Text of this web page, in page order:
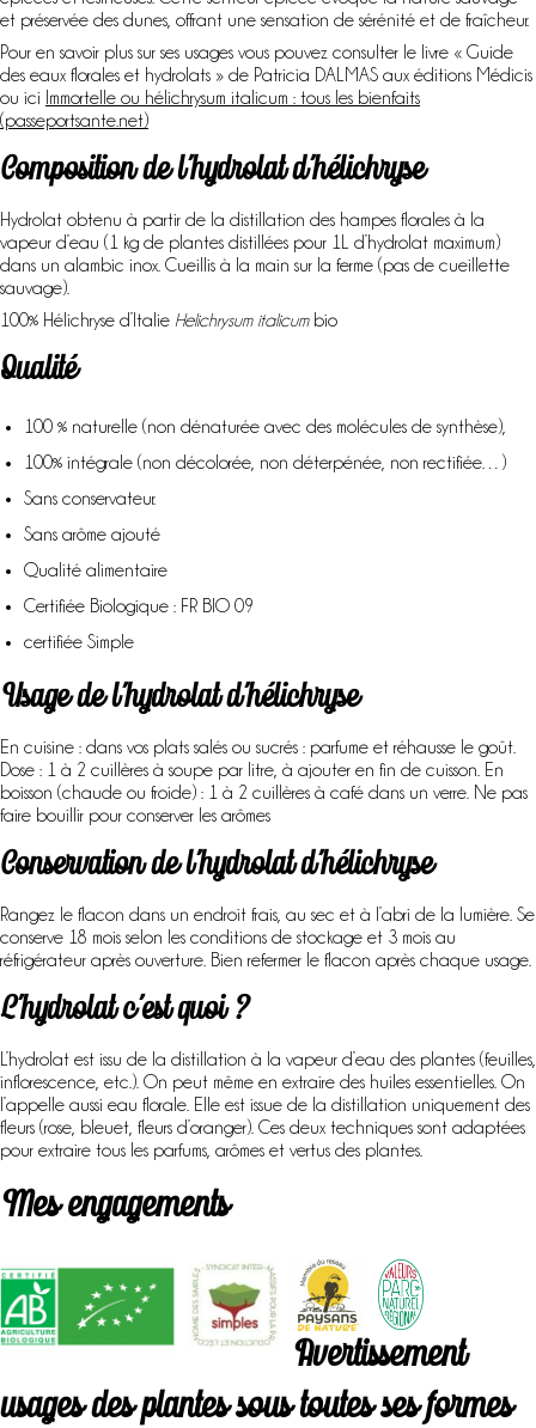
et préservée des dunes, offrant une sensation de sérénité et de fraîcheur.
Pour en savoir plus sur ses usages vous pouvez consulter le livre « Guide
des eaux florales et hydrolats » de Patricia DALMAS aux éditions Médicis
ou ici Immortelle ou hélichrysum italicum : tous les bienfaits
(passeportsante.net)
Composition de l’hydrolat d’hélichryse
Hydrolat obtenu à partir de la distillation des hampes florales à la
vapeur d’eau (1 kg de plantes distillées pour 1L d’hydrolat maximum)
dans un alambic inox. Cueillis à la main sur la ferme (pas de cueillette
sauvage).
100% Hélichryse d’Italie Helichrysum italicumbio
Qualité
100 % naturelle (non dénaturée avec des molécules de synthèse),
100% intégrale (non décolorée, non déterpénée, non rectifiée…)
Sans conservateur.
Sans arôme ajouté
Qualité alimentaire
Certifiée Biologique : FR BIO 09
certifiée Simple
Usage de l’hydrolat d’hélichryse
En cuisine : dans vos plats salés ou sucrés : parfume et réhausse le goût.
Dose : 1 à 2 cuillères à soupe par litre, à ajouter en fin de cuisson. En
boisson (chaude ou froide) : 1 à 2 cuillères à café dans un verre. Ne pas
faire bouillir pour conserver les arômes
Conservation de l’hydrolat d’hélichryse
Rangez le flacon dans un endroit frais, au sec et à l’abri de la lumière. Se
conserve 18 mois selon les conditions de stockage et 3 mois au
réfrigérateur après ouverture. Bien refermer le flacon après chaque usage.
L’hydrolat c’est quoi ?
L’hydrolat est issu de la distillation à la vapeur d’eau des plantes (feuilles,
inflorescence, etc.). On peut même en extraire des huiles essentielles. On
l’appelle aussi eau florale. Elle est issue de la distillation uniquement des
fleurs (rose, bleuet, fleurs d’oranger). Ces deux techniques sont adaptées
pour extraire tous les parfums, arômes et vertus des plantes.
Mes engagements
Avertissement
usages des plantes sous toutes ses formes